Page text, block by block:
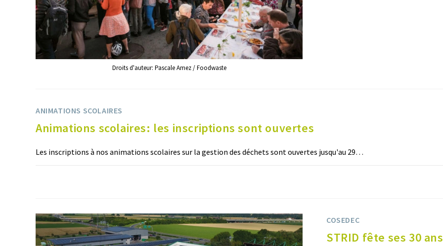
Droits d'auteur: Pascale Amez / Foodwaste
ANIMATIONS SCOLAIRES
Animations scolaires: les inscriptions sont ouvertes
Les inscriptions à nos animations scolaires sur la gestion des déchets sont ouvertes jusqu'au 29…
COSEDEC
STRID fête ses 30 ans